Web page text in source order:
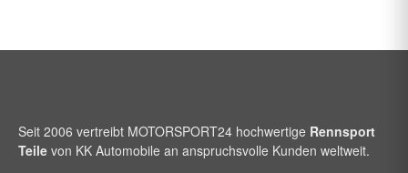
Seit 2006 vertreibt MOTORSPORT24 hochwertige Rennsport
Teile von KK Automobile an anspruchsvolle Kunden weltweit.